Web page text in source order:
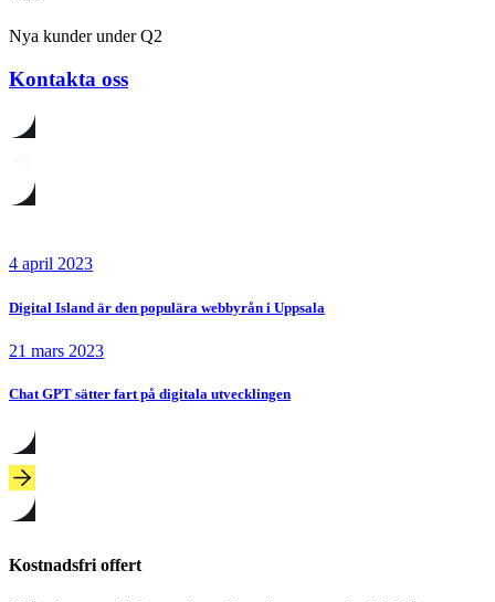
Nya kunder under Q2
Kontakta oss
4 april 2023
Digital Island är den populära webbyrån i Uppsala
21 mars 2023
Chat GPT sätter fart på digitala utvecklingen
Kostnadsfri offert